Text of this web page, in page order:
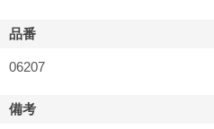
品番
06207
備考